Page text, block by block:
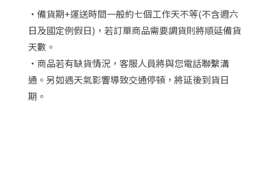
・備貨期+運送時間一般約七個工作天不等(不含週六
日及國定例假日)，若訂單商品需要調貨則將順延備貨
天數。
・商品若有缺貨情況，客服人員將與您電話聯繫溝
通。另如遇天氣影響導致交通停頓，將延後到貨日
期。